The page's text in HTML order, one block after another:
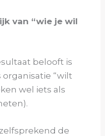
van “wie je wil
belooft is
organisatie “wilt
wel iets als
de